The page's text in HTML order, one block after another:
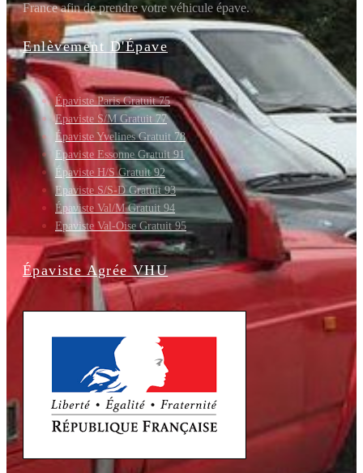
France afin de prendre votre véhicule épave.​
Enlèvement D'Épave
Épaviste Paris Gratuit 75
Epaviste S/M Gratuit 77
Épaviste Yvelines Gratuit 78
Epaviste Essonne Gratuit 91
Épaviste H/S Gratuit 92
Epaviste S/S-D Gratuit 93
Épaviste Val/M Gratuit 94
Epaviste Val-Oise Gratuit 95
Épaviste Agrée VHU